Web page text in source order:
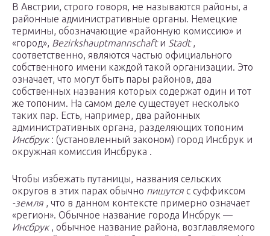
В Австрии, строго говоря, не называются районы, а
районные административные органы. Немецкие
термины, обозначающие «районную комиссию» и
«город», Bezirkshauptmannschaftи Stadt,
соответственно, являются частью официального
собственного имени каждой такой организации. Это
означает, что могут быть пары районов, два
собственных названия которых содержат один и тот
же топоним. На самом деле существует несколько
таких пар. Есть, например, два районных
административных органа, разделяющих топоним
Инсбрук : (установленный законом) город Инсбрук и
окружная комиссия Инсбрука .
Чтобы избежать путаницы, названия сельских
округов в этих парах обычно пишутся с суффиксом
-земля , что в данном контексте примерно означает
«регион». Обычное название города Инсбрук —
Инсбрук , обычное название района, возглавляемого